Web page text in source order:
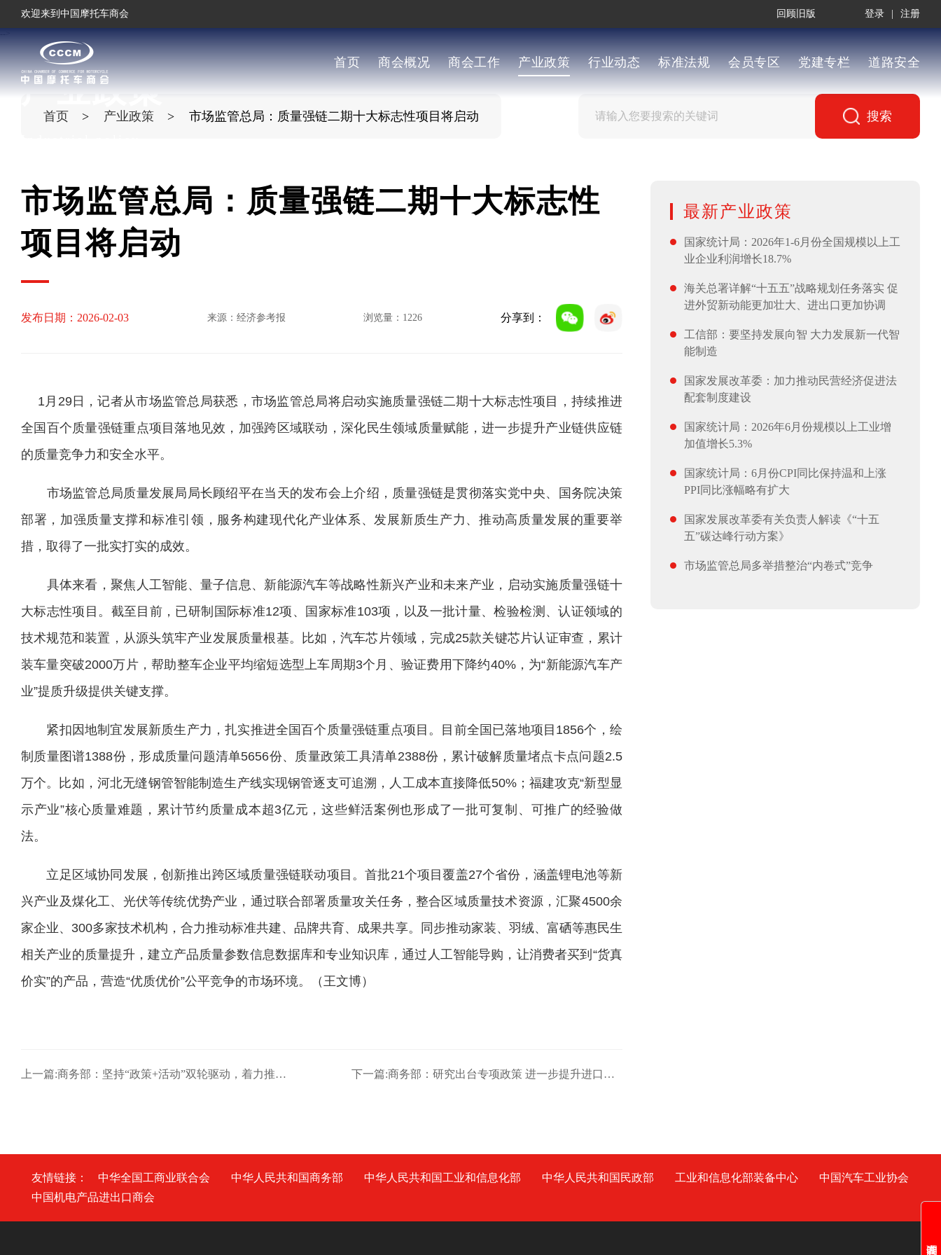
欢迎来到中国摩托车商会 回顾旧版 登录 注册
首页 商会概况 商会工作 产业政策 行业动态 标准法规 会员专区 党建专栏 道路安全
产业政策
首页 产业政策 市场监管总局：质量强链二期十大标志性项目将启动 搜索
市场监管总局：质量强链二期十大标志性
项目将启动
发布日期：2026-02-03 来源：经济参考报 浏览量： 1226 分享到：
1月29日，记者从市场监管总局获悉，市场监管总局将启动实施质量强链二期十大标志性项目，持续推进
全国百个质量强链重点项目落地见效，加强跨区域联动，深化民生领域质量赋能，进一步提升产业链供应链
的质量竞争力和安全水平。
市场监管总局质量发展局局长顾绍平在当天的发布会上介绍，质量强链是贯彻落实党中央、国务院决策
部署，加强质量支撑和标准引领，服务构建现代化产业体系、发展新质生产力、推动高质量发展的重要举
措，取得了一批实打实的成效。
具体来看，聚焦人工智能、量子信息、新能源汽车等战略性新兴产业和未来产业，启动实施质量强链十
大标志性项目。截至目前，已研制国际标准12项、国家标准103项，以及一批计量、检验检测、认证领域的
技术规范和装置，从源头筑牢产业发展质量根基。比如，汽车芯片领域，完成25款关键芯片认证审查，累计
装车量突破2000万片，帮助整车企业平均缩短选型上车周期3个月、验证费用下降约40%，为“新能源汽车产
业”提质升级提供关键支撑。
紧扣因地制宜发展新质生产力，扎实推进全国百个质量强链重点项目。目前全国已落地项目1856个，绘
制质量图谱1388份，形成质量问题清单5656份、质量政策工具清单2388份，累计破解质量堵点卡点问题2.5
万个。比如，河北无缝钢管智能制造生产线实现钢管逐支可追溯，人工成本直接降低50%；福建攻克“新型显
示产业”核心质量难题，累计节约质量成本超3亿元，这些鲜活案例也形成了一批可复制、可推广的经验做
法。
立足区域协同发展，创新推出跨区域质量强链联动项目。首批21个项目覆盖27个省份，涵盖锂电池等新
兴产业及煤化工、光伏等传统优势产业，通过联合部署质量攻关任务，整合区域质量技术资源，汇聚4500余
家企业、300多家技术机构，合力推动标准共建、品牌共育、成果共享。同步推动家装、羽绒、富硒等惠民生
相关产业的质量提升，建立产品质量参数信息数据库和专业知识库，通过人工智能导购，让消费者买到“货真
价实”的产品，营造“优质优价”公平竞争的市场环境。（王文博）
上一篇:商务部：坚持“政策+活动”双轮驱动，着力推进贸易投资一体化、 下一篇:商务部：研究出台专项政策 进一步提升进口贸易便利化水平
最新产业政策
国家统计局：2026年1-6月份全国规模以上工
业企业利润增长18.7%
海关总署详解“十五五”战略规划任务落实 促
进外贸新动能更加壮大、进出口更加协调
工信部：要坚持发展向智 大力发展新一代智
能制造
国家发展改革委：加力推动民营经济促进法
配套制度建设
国家统计局：2026年6月份规模以上工业增
加值增长5.3%
国家统计局：6月份CPI同比保持温和上涨
PPI同比涨幅略有扩大
国家发展改革委有关负责人解读《“十五
五”碳达峰行动方案》
市场监管总局多举措整治“内卷式”竞争
友情链接： 中华全国工商业联合会 中华人民共和国商务部 中华人民共和国工业和信息化部 中华人民共和国民政部 工业和信息化部装备中心
中国汽车工业协会
中国机电产品进出口商会